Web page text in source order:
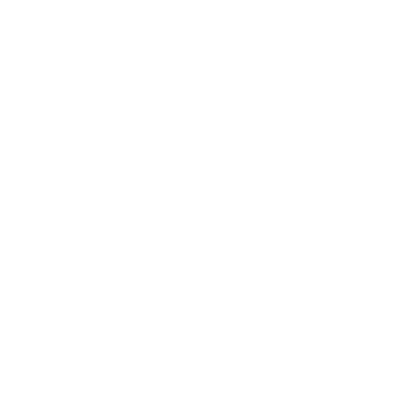
vilket också gör att Low-loss-kvaliteterna kan komma
princip fungerar i praktiken. Den enklare
är en fröjd för ögat och om resten av anläggningen
storslagna musik- och filmupplevelser som bara blir
sin utvecklingsavdelning och egen tillverkning av
garanti för optimal kvalitet i alla led!
relativt lilla kabinett och har ett ytterst musikaliskt och
som en nedbantad HELICON 400 MK2 med bara ett